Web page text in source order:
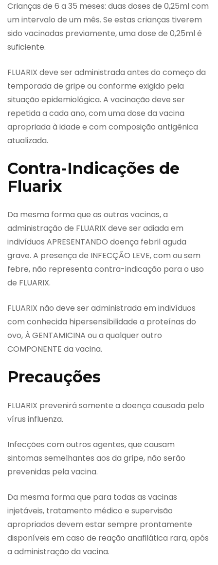
Crianças de 6 a 35 meses: duas doses de 0,25ml com
um intervalo de um mês. Se estas crianças tiverem
sido vacinadas previamente, uma dose de 0,25ml é
suficiente.
FLUARIX deve ser administrada antes do começo da
temporada de gripe ou conforme exigido pela
situação epidemiológica. A vacinação deve ser
repetida a cada ano, com uma dose da vacina
apropriada à idade e com composição antigênica
atualizada.
Contra-Indicações de
Fluarix
Da mesma forma que as outras vacinas, a
administração de FLUARIX deve ser adiada em
indivíduos APRESENTANDO doença febril aguda
grave. A presença de INFECÇÃO LEVE, com ou sem
febre, não representa contra-indicação para o uso
de FLUARIX.
FLUARIX não deve ser administrada em indivíduos
com conhecida hipersensibilidade a proteínas do
ovo, À GENTAMICINA ou a qualquer outro
COMPONENTE da vacina.
Precauções
FLUARIX prevenirá somente a doença causada pelo
vírus influenza.
Infecções com outros agentes, que causam
sintomas semelhantes aos da gripe, não serão
prevenidas pela vacina.
Da mesma forma que para todas as vacinas
injetáveis, tratamento médico e supervisão
apropriados devem estar sempre prontamente
disponíveis em caso de reação anafilática rara, após
a administração da vacina.